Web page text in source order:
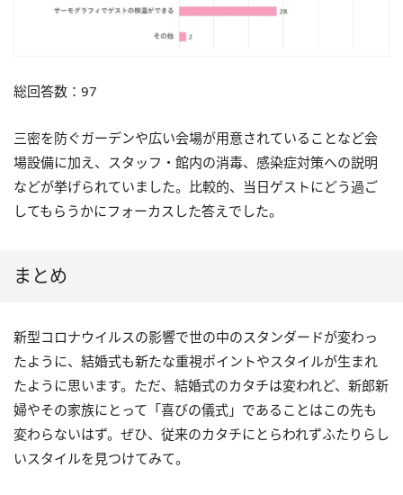
総回答数：97
三密を防ぐガーデンや広い会場が用意されていることなど会
場設備に加え、スタッフ・館内の消毒、感染症対策への説明
などが挙げられていました。比較的、当日ゲストにどう過ご
してもらうかにフォーカスした答えでした。
まとめ
新型コロナウイルスの影響で世の中のスタンダードが変わっ
たように、結婚式も新たな重視ポイントやスタイルが生まれ
たように思います。ただ、結婚式のカタチは変われど、新郎新
婦やその家族にとって「喜びの儀式」であることはこの先も
変わらないはず。ぜひ、従来のカタチにとらわれずふたりらし
いスタイルを見つけてみて。